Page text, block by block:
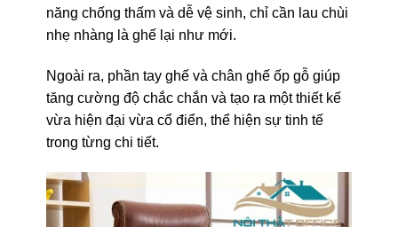
năng chống thấm và dễ vệ sinh, chỉ cần lau chùi
nhẹ nhàng là ghế lại như mới.
Ngoài ra, phần tay ghế và chân ghế ốp gỗ giúp
tăng cường độ chắc chắn và tạo ra một thiết kế
vừa hiện đại vừa cổ điển, thể hiện sự tinh tế
trong từng chi tiết.